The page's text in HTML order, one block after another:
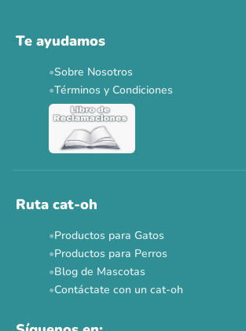
Ver todas las promos 🐾
Te ayudamos
Sobre Nosotros
Términos y Condiciones
Ruta cat-oh
Productos para Gatos
Productos para Perros
Blog de Mascotas
Contáctate con un cat-oh